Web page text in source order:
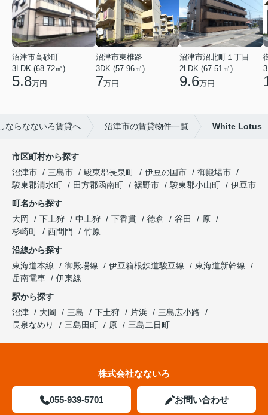
沼津市高砂町
3LDK (68.72㎡)
5.8万円
沼津市東椎路
3DK (57.96㎡)
7万円
沼津市沼北町１丁目
2LDK (67.51㎡)
9.6万円
ならなないろ賃貸へ 沼津市の賃貸物件一覧 White Lotus
市区町村から探す
沼津市
三島市 駿東郡長泉町 伊豆の国市
御殿場市
駿東郡清水町
田方郡函南町 裾野市 駿東郡小山町
伊豆市
町名から探す
大岡
下土狩 中土狩 下香貫 徳倉 谷田
原
杉崎町
西間門
竹原
沿線から探す
東海道本線
御殿場線 伊豆箱根鉄道駿豆線
東海道新幹線
岳南電車
伊東線
駅から探す
沼津
大岡 三島 下土狩 片浜
三島広小路
長泉なめり
三島田町 原 三島二日町
株式会社なないろ
055-939-5701 お問い合わせ